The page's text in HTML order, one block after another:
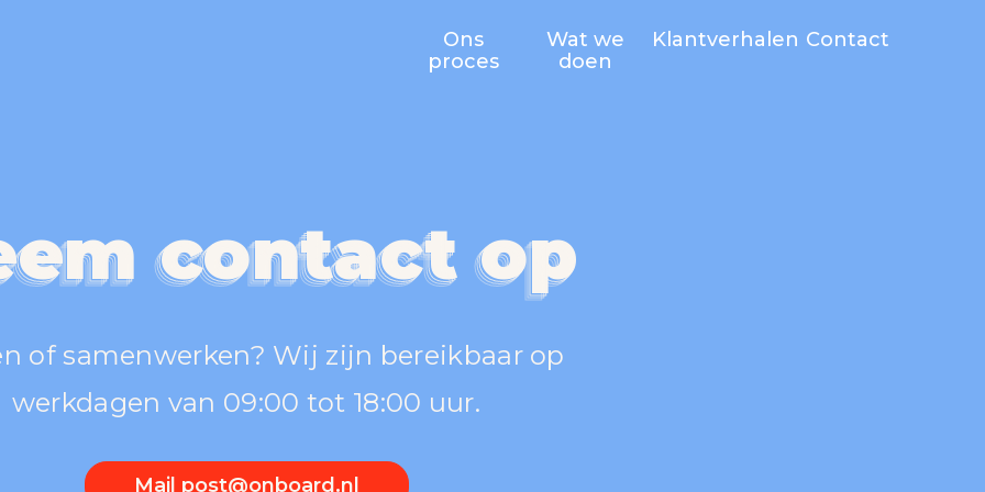
Ons
proces
Wat we
doen
Klantverhalen Contact
contact op
contact op
contact op
contact op
of samenwerken? Wij zijn bereikbaar op
werkdagen van 09:00 tot 18:00 uur.
Mail post@onboard.nl